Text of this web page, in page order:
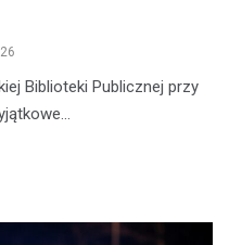
Biblioteki Publicznej przy